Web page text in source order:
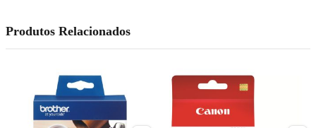
Produtos Relacionados